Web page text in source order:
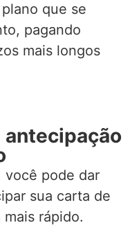
que se
pagando
mais longos
você pode dar
sua carta de
rápido.